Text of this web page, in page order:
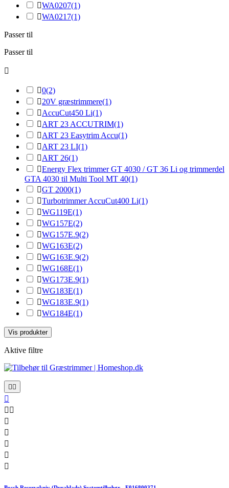
WA0207(1)
WA0217(1)
Passer til
Passer til

0(2)
20V græstrimmere(1)
AccuCut450 Li(1)
ART 23 ACCUTRIM(1)
ART 23 Easytrim Accu(1)
ART 23 LI(1)
ART 26(1)
Energy Flex trimmer GT 4030 / GT 36 Li og trimmerdel
GTA 4030 til Multi Tool MT 40(1)
GT 2000(1)
Turbotrimmer AccuCut400 Li(1)
WG119E(1)
WG157E(2)
WG157E.9(2)
WG163E(2)
WG163E.9(2)
WG168E(1)
WG173E.9(1)
WG183E(1)
WG183E.9(1)
WG184E(1)
Vis produkter
Aktive filtre


 




